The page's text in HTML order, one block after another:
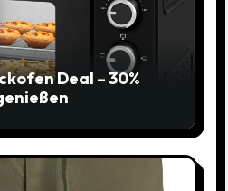
Deal – 30%